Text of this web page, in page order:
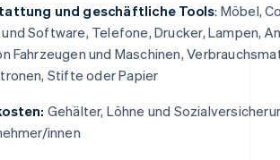
und geschäftliche Tools: Möbel,
Software, Telefone, Drucker, Lampen,
Fahrzeugen und Maschinen,
Stifte oder Papier
Gehälter, Löhne und
innen